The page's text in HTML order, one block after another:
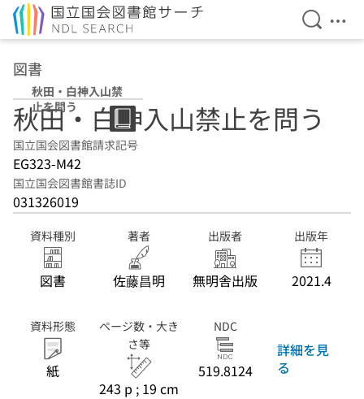
検索を
メ
図書
秋田・白神入山禁
止を問う
秋田・白神入山禁止を問う
国立国会図書館請求記号
EG323-M42
国立国会図書館書誌ID
031326019
資料種別
図書
著者
佐藤昌明
出版者
無明舎出版
出版年
2021.4
資料形態
紙
ページ数・大き
さ等
243 p ; 19 cm
NDC
519.8124
詳細を見
る